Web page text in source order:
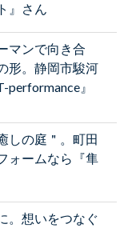
』さん
マンで向き合
形。静岡市駿河
』
しの庭＂。町田
ォームなら『隼
。想いをつなぐ